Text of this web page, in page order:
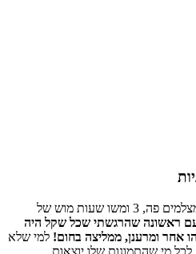
השבוע השתתפתי בסדנת רקע! מצלמים פה, 3 ומשו שעות מוש של
ראשונה שהרגשתי שכל שקל היה
אחר ומרענן, ממליצה בחום! למי שלא